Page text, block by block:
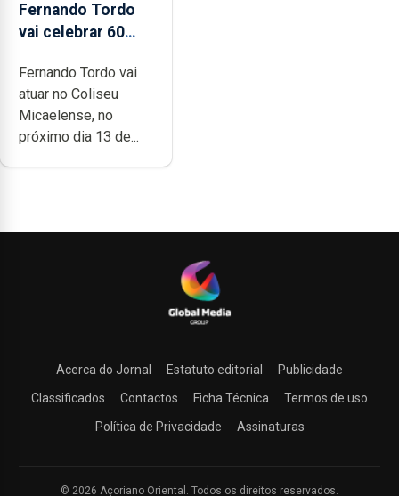
Fernando Tordo
vai celebrar 60
no Coliseu
Micaelense
Fernando Tordo vai
atuar no Coliseu
Micaelense, no
próximo dia 13 de...
Acerca do Jornal Estatuto editorial
Publicidade
Classificados
Contactos Ficha Técnica
Termos de uso
Política de Privacidade
Assinaturas
© 2026 Açoriano Oriental. Todos os direitos reservados.